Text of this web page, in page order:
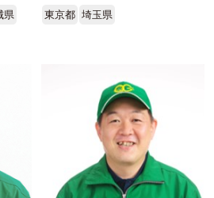
県
東京都 埼玉県